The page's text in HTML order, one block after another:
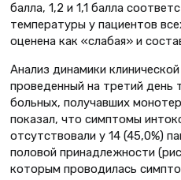
балла, 1,2 и 1,1 балла
температуры у пациентов
оценена как «слабая» и
Анализ динамики
проведенный на третий день
больных, получавших
показал, что симптомы
отсутствовали у 14 (45,0%)
половой принадлежности
которым проводилась